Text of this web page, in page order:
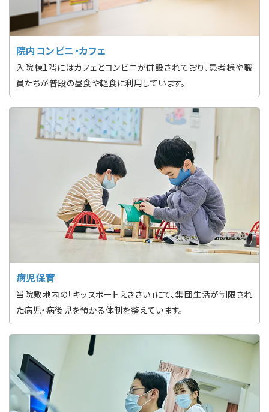
院内コンビニ・カフェ
入院棟1階にはカフェとコンビニが併設されており、患者様や職
員たちが普段の昼食や軽食に利用しています。
病児保育
当院敷地内の「キッズポートえきさい」にて、集団生活が制限され
た病児・病後児を預かる体制を整えています。